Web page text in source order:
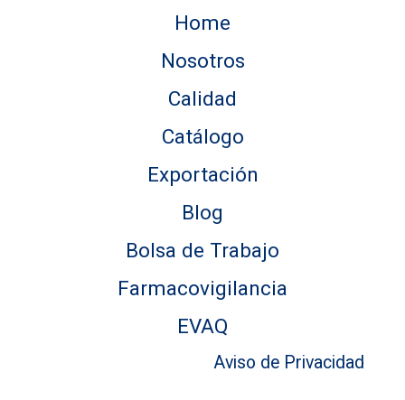
Home
Nosotros
Calidad
Catálogo
Exportación
Blog
Bolsa de Trabajo
Farmacovigilancia
EVAQ
Aviso de Privacidad